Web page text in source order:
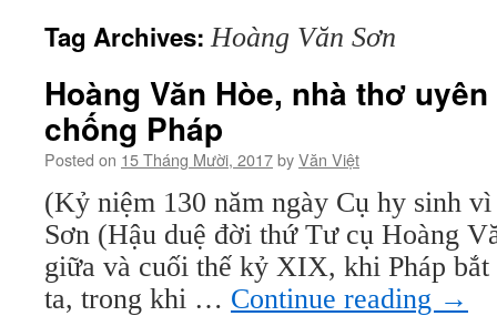
Tag Archives:Hoàng Văn Sơn
Hoàng Văn Hòe, nhà thơ
chống Pháp
Posted on 15 Tháng Mười, 2017byVăn Việt
(Kỷ niệm 130 năm ngày Cụ hy sinh
Sơn (Hậu duệ đời thứ Tư cụ Hoàng
giữa và cuối thế kỷ XIX, khi Pháp
ta, trong khi … Continue reading →